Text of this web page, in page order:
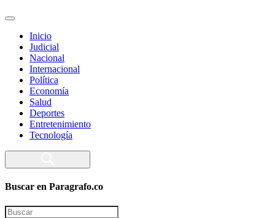
Inicio
Judicial
Nacional
Internacional
Política
Economía
Salud
Deportes
Entretenimiento
Tecnología
Buscar en Paragrafo.co
Search